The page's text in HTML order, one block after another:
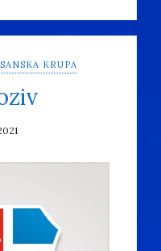
KRUPA